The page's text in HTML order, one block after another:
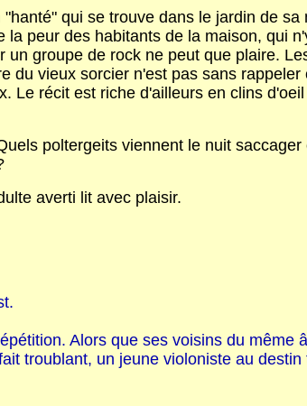
qui se trouve dans le jardin de sa
peur des habitants de la maison, qui
groupe de rock ne peut que plaire.
du vieux sorcier n'est pas sans rappeler
Le récit est riche d'ailleurs en clins
poltergeits viennent le nuit saccager
averti lit avec plaisir.
Alors que ses voisins du même
troublant, un jeune violoniste au destin